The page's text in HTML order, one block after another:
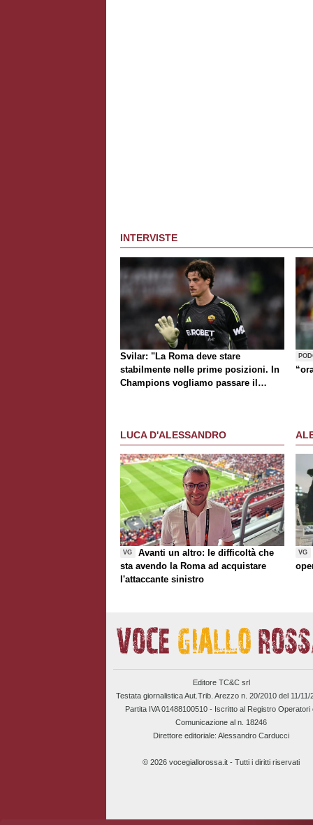
INTERVISTE
Svilar: "La Roma deve stare
stabilmente nelle prime posizioni. In
Champions vogliamo passare il
LUCA D'ALESSANDRO
VG
Avanti un altro: le difficoltà che
sta avendo la Roma ad acquistare
l'attaccante sinistro
VG
Editore TC&C srl
Testata giornalistica Aut.Trib. Arezzo n. 20/2010 del 11/11/
Partita IVA 01488100510 - Iscritto al Registro Operatori
Comunicazione al n. 18246
Direttore editoriale: Alessandro Carducci
© 2026 vocegiallorossa.it - Tutti i diritti riservati